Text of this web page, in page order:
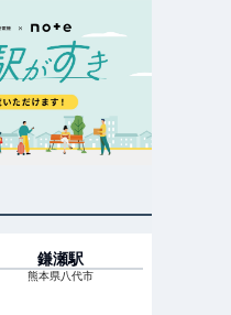
鎌瀬駅
熊本県八代市